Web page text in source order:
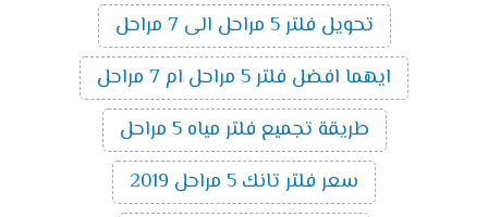
تحويل فلتر 5 مراحل الى 7 مراحل
ايهما افضل فلتر 5 مراحل ام 7 مراحل
طريقة تجميع فلتر مياه 5 مراحل
سعر فلتر تانك 5 مراحل 2019